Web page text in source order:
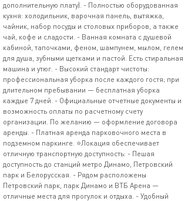
дополнительную плату). - Полностью оборудованная
кухня: холодильник, варочная панель, вытяжка,
чайник, набор посуды и столовых приборов, а также
чай, кофе и сладости. - Ванная комната с душевой
кабиной, тапочками, феном, шампунем, мылом, гелем
для душа, зубными щетками и пастой. Есть стиральная
машина и утюг. - Высокий стандарт чистоты:
профессиональная уборка после каждого гостя; при
длительном пребывании — бесплатная уборка
каждые 7 дней. - Официальные отчетные документы и
возможность оплаты по расчетному счету
организации. По желанию — оформление договора
аренды. - Платная аренда парковочного места в
подземном паркинге. ⭐️Локация обеспечивает
отличную транспортную доступность: - Пешая
доступность до станций метро Динамо, Петровский
парк и Белорусская. - Рядом расположены
Петровский парк, парк Динамо и ВТБ Арена —
отличные места для прогулок и отдыха. - Удобный